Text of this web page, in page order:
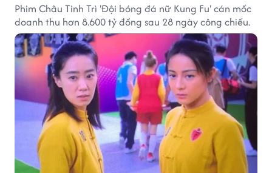
Phim Châu Tinh Trì 'Đội bóng đá nữ Kung Fu' cán mốc
doanh thu hơn 8.600 tỷ đồng sau 28 ngày công chiếu.